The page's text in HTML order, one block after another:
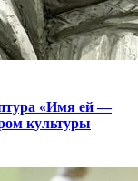
«Имя ей —
культуры